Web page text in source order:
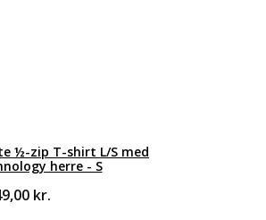
½-zip T-shirt L/S med
herre - S
kr.